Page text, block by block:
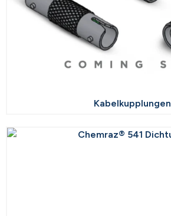
Kabelkupplungen